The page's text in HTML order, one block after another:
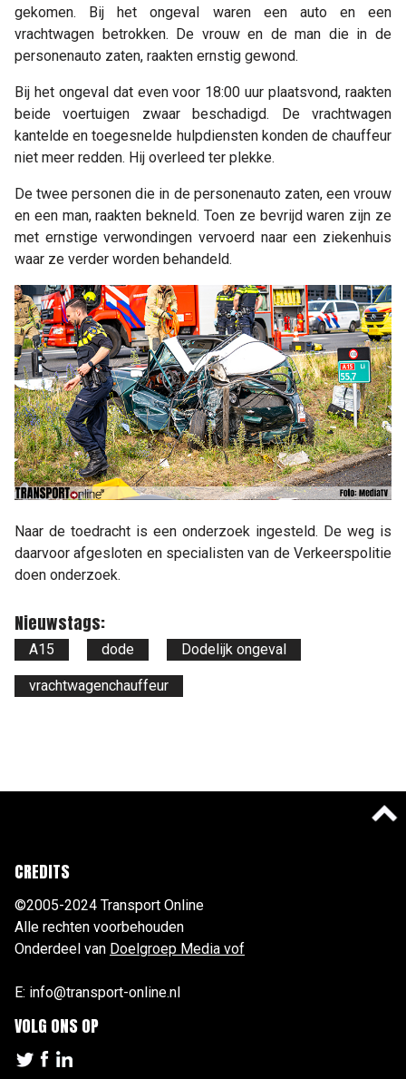
gekomen. Bij het ongeval waren een auto en een
vrachtwagen betrokken. De vrouw en de man die in de
personenauto zaten, raakten ernstig gewond.
Bij het ongeval dat even voor 18:00 uur plaatsvond, raakten
beide voertuigen zwaar beschadigd. De vrachtwagen
kantelde en toegesnelde hulpdiensten konden de chauffeur
niet meer redden. Hij overleed ter plekke.
De twee personen die in de personenauto zaten, een vrouw
en een man, raakten bekneld. Toen ze bevrijd waren zijn ze
met ernstige verwondingen vervoerd naar een ziekenhuis
waar ze verder worden behandeld.
Naar de toedracht is een onderzoek ingesteld. De weg is
daarvoor afgesloten en specialisten van de Verkeerspolitie
doen onderzoek.
Nieuwstags:
A15 dode Dodelijk ongeval
vrachtwagenchauffeur
CREDITS
©2005-2024 Transport Online
Alle rechten voorbehouden
Onderdeel van Doelgroep Media vof
E: info@transport-online.nl
VOLG ONS OP